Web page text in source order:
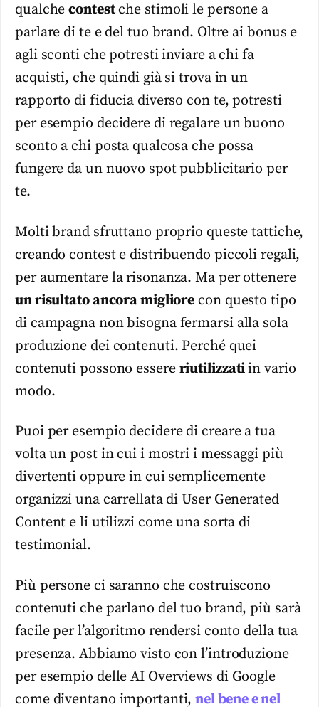
qualchecontestche stimoli le persone a
parlare di te e del tuo brand. Oltre ai bonus e
agli sconti che potresti inviare a chi fa
acquisti, che quindi già si trova in un
rapporto di fiducia diverso con te, potresti
per esempio decidere di regalare un buono
sconto a chi posta qualcosa che possa
fungere da un nuovo spot pubblicitario per
te.
Molti brand sfruttano proprio queste tattiche,
creando contest e distribuendo piccoli regali,
per aumentare la risonanza. Ma per ottenere
un risultato ancora migliore con questo tipo
di campagna non bisogna fermarsi alla sola
produzione dei contenuti. Perché quei
contenuti possono essere riutilizzatiin vario
modo.
Puoi per esempio decidere di creare a tua
volta un post in cui i mostri i messaggi più
divertenti oppure in cui semplicemente
organizzi una carrellata di User Generated
Content e li utilizzi come una sorta di
testimonial.
Più persone ci saranno che costruiscono
contenuti che parlano del tuo brand, più sarà
facile per l’algoritmo rendersi conto della tua
presenza. Abbiamo visto con l’introduzione
per esempio delle AI Overviews di Google
come diventano importanti,nel bene e nel